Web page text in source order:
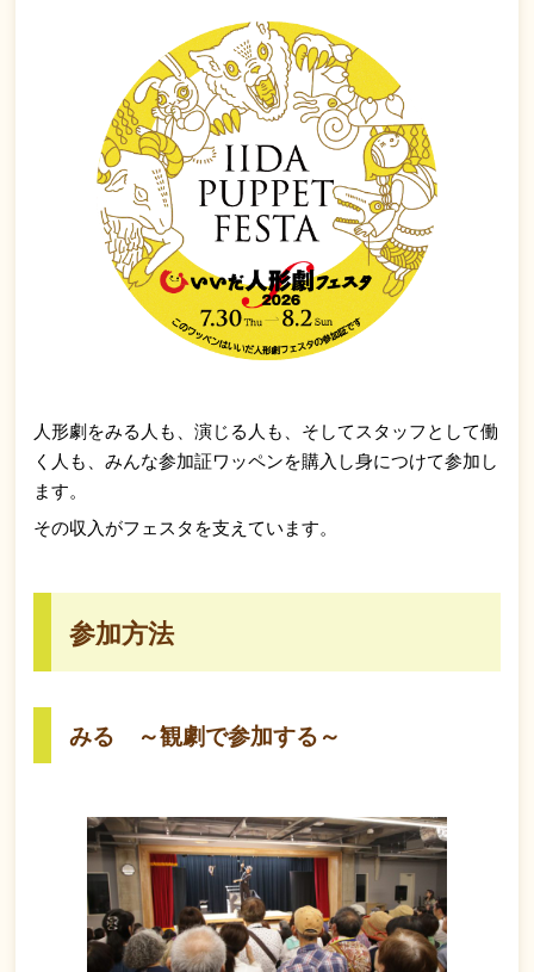
人形劇をみる人も、演じる人も、そしてスタッフとして働
く人も、みんな参加証ワッペンを購入し身につけて参加し
ます。
その収入がフェスタを支えています。
参加方法
みる ～観劇で参加する～